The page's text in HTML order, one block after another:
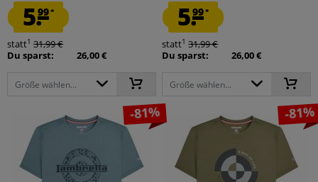
5.99*
statt1 31,99 €
Du sparst:
26,00 €
Größe wählen...
5.99*
statt1 31,99 €
Du sparst:
26,00 €
Größe wählen...
-81% -81%